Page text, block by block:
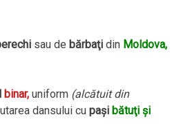
sau de bărbaţi din Moldova,
binar, uniform (alcătuit din
dansului cupaşi bătuţi şi